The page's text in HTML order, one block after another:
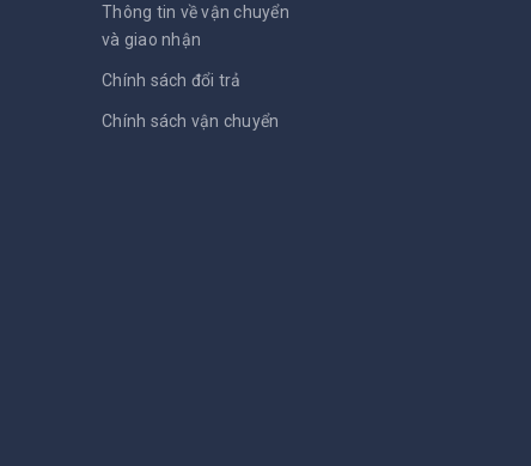
Thông tin về vận chuyển
và giao nhận
Chính sách đổi trả
Chính sách vận chuyển